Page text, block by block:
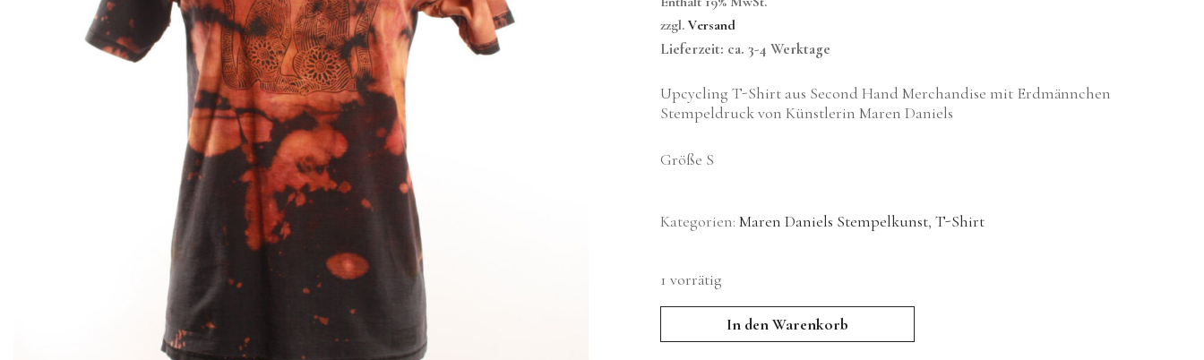
zzgl. Versand
Lieferzeit: ca. 3-4 Werktage
Upcycling T-Shirt aus Second Hand Merchandise mit Erdmännchen
Stempeldruck von Künstlerin Maren Daniels
Größe S
Kategorien: Maren Daniels Stempelkunst, T-Shirt
1 vorrätig
Shirt
In den Warenkorb